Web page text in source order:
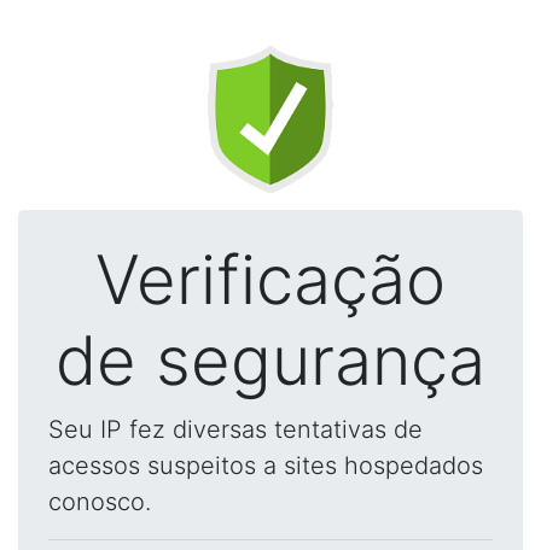
Verificação
de segurança
Seu IP fez diversas tentativas de
acessos suspeitos a sites hospedados
conosco.